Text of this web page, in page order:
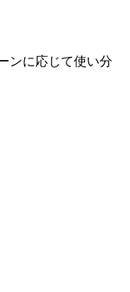
ンに応じて使い分